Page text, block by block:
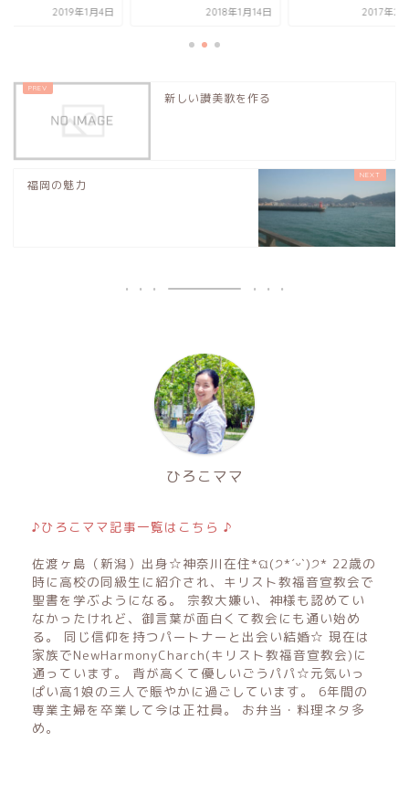
2019年1月4日 2018年1月14日 2017年2
新しい讃美歌を作る
福岡の魅力
ひろこママ
♪ひろこママ記事一覧はこちら ♪
佐渡ヶ島（新潟）出身☆神奈川在住*ଘ(੭*ˊᵕˋ)੭* 22歳の
時に高校の同級生に紹介され、キリスト教福音宣教会で
聖書を学ぶようになる。 宗教大嫌い、神様も認めてい
なかったけれど、御言葉が面白くて教会にも通い始め
る。 同じ信仰を持つパートナーと出会い結婚☆ 現在は
家族でNewHarmonyCharch(キリスト教福音宣教会)に
通っています。 背が高くて優しいごうパパ☆元気いっ
ぱい高1娘の三人で賑やかに過ごしています。 6年間の
専業主婦を卒業して今は正社員。 お弁当・料理ネタ多
め。